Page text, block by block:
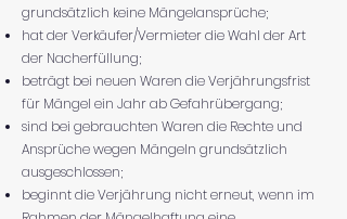
grundsätzlich keine Mängelansprüche;
hat der Verkäufer/Vermieter die Wahl der Art
der Nacherfüllung;
beträgt bei neuen Waren die Verjährungsfrist
für Mängel ein Jahr ab Gefahrübergang;
sind bei gebrauchten Waren die Rechte und
Ansprüche wegen Mängeln grundsätzlich
ausgeschlossen;
beginnt die Verjährung nicht erneut, wenn im